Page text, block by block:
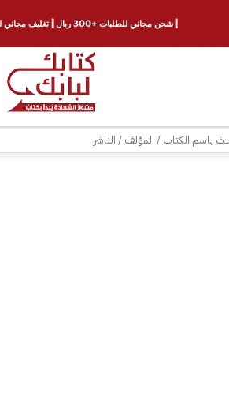
| شحن مجاني للطلبات +300 ريال | تغليف مجاني للطلبات +150 ريال |